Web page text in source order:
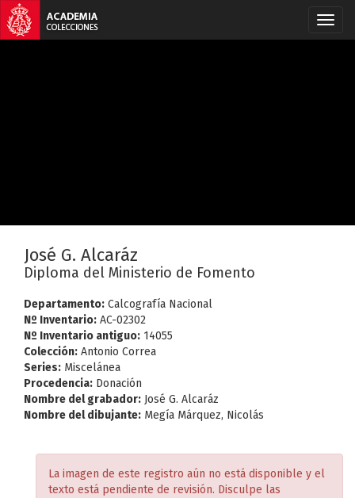
José G. Alcaráz
Diploma del Ministerio de Fomento
Departamento: Calcografía Nacional
Nº Inventario: AC-02302
Nº Inventario antiguo: 14055
Colección: Antonio Correa
Series: Miscelánea
Procedencia: Donación
Nombre del grabador: José G. Alcaráz
Nombre del dibujante: Megía Márquez, Nicolás
La imagen de este registro aún no está disponible y el
texto está pendiente de revisión. Disculpe las